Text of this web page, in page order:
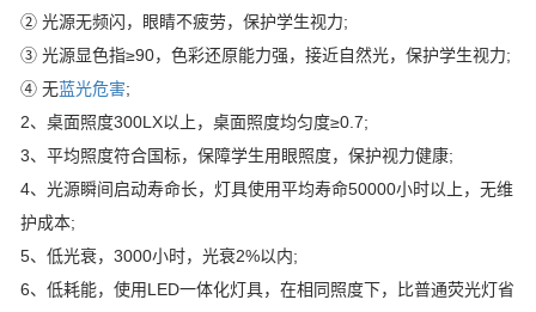
② 光源无频闪，眼睛不疲劳，保护学生视力;
③ 光源显色指≥90，色彩还原能力强，接近自然光，保护学生视力;
④ 无蓝光危害;
2、桌面照度300LX以上，桌面照度均匀度≥0.7;
3、平均照度符合国标，保障学生用眼照度，保护视力健康;
4、光源瞬间启动寿命长，灯具使用平均寿命50000小时以上，无维
护成本;
5、低光衰，3000小时，光衰2%以内;
6、低耗能，使用LED一体化灯具，在相同照度下，比普通荧光灯省